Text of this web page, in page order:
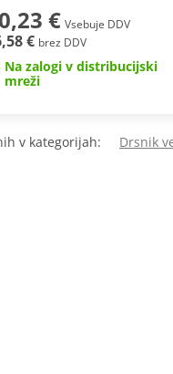
€ Vsebuje DDV
€ brez DDV
Na zalogi v distribucijski
mreži
v kategorijah: Drsnik